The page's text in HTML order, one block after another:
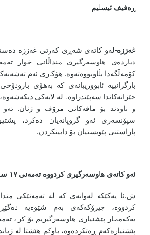
ڕەفیف ئیسلیم
غەززە-لەو کاتەی شەڕی کەرتی غەززە
کۆمەڵگەدا بڵاوبووەتەوە. هۆکاری ئەم
بارگرانییە ئابوورییانەی کە بەهۆی
خێزانەکاندا سەپێندراوە، لە لایەکی
و ناوەند بۆ مافەکانی مرۆڤ و ژنان. ئەو
سپۆنسەری ئەو گروپانەیان دەکرد،
پاراستنی پێویستیان بۆ دابینکردن.
ئەو کاتەی هاوسەرگیری کردووە تەمەنی ١٧ ساڵ بووە
ش.ئا یەکێکە لەوانەی کە لە تەمەنێکی
کردووە، چیرۆکەکەی بەم شێوەیە
پێشنیارەکەم ڕەتکردەوە، باوکم هێشتا لە